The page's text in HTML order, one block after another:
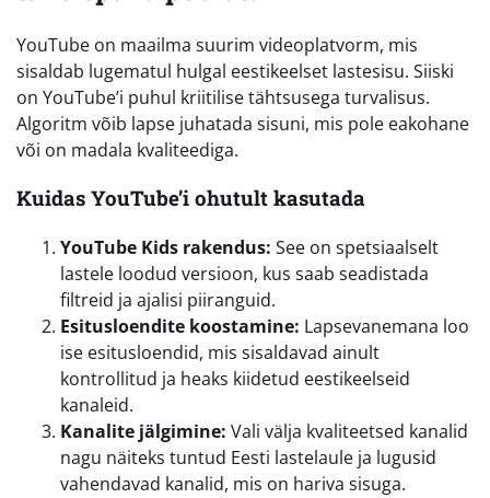
YouTube on maailma suurim videoplatvorm, mis
sisaldab lugematul hulgal eestikeelset lastesisu. Siiski
on YouTube’i puhul kriitilise tähtsusega turvalisus.
Algoritm võib lapse juhatada sisuni, mis pole eakohane
või on madala kvaliteediga.
Kuidas YouTube’i ohutult kasutada
YouTube Kids rakendus: See on spetsiaalselt
lastele loodud versioon, kus saab seadistada
filtreid ja ajalisi piiranguid.
Esitusloendite koostamine: Lapsevanemana loo
ise esitusloendid, mis sisaldavad ainult
kontrollitud ja heaks kiidetud eestikeelseid
kanaleid.
Kanalite jälgimine: Vali välja kvaliteetsed kanalid
nagu näiteks tuntud Eesti lastelaule ja lugusid
vahendavad kanalid, mis on hariva sisuga.